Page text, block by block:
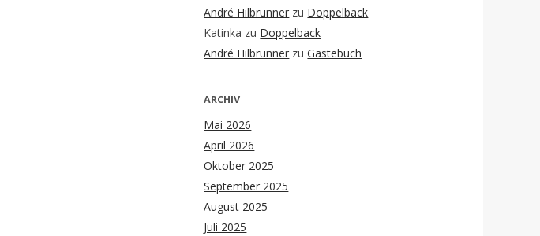
André Hilbrunner zu Doppelback
Katinka zu Doppelback
André Hilbrunner zuGästebuch
ARCHIV
Mai 2026
April 2026
Oktober 2025
September 2025
August 2025
Juli 2025